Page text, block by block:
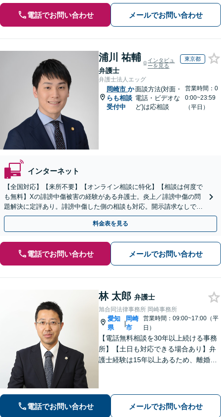
電話でお問い合わせ メールでお問い合わせ
浦川 祐輔
弁護士
インタビュ
ーを見る
東京都
弁護士法人エッグ
岡崎市 か
らも相談
受付中
面談方法(対面・
電話・ビデオな
ど)は応相談
営業時間：0
0:00~23:59
（平日）
インターネット
【全国対応】【来所不要】【オンライン相談に特化】【相談は何度で
も無料】Xの誹謗中傷被害の経験がある弁護士。炎上／誹謗中傷の問
題解決に定評あり。誹謗中傷した側の相談も対応。開示請求なしで本
人の特定ができる場合もあり。
料金表を見る
電話でお問い合わせ メールでお問い合わせ
林 太郎 弁護士
旭合同法律事務所 岡崎事務所
愛知
県
|
岡崎
市
営業時間：09:00~17:00（平
日）
【電話無料相談を30年以上続ける事務
所】【土日も対応できる場合あり】弁
護士経験は15年以上あるため、離婚・
籍】【駐車場２台分あり】
電話でお問い合わせ メールでお問い合わせ